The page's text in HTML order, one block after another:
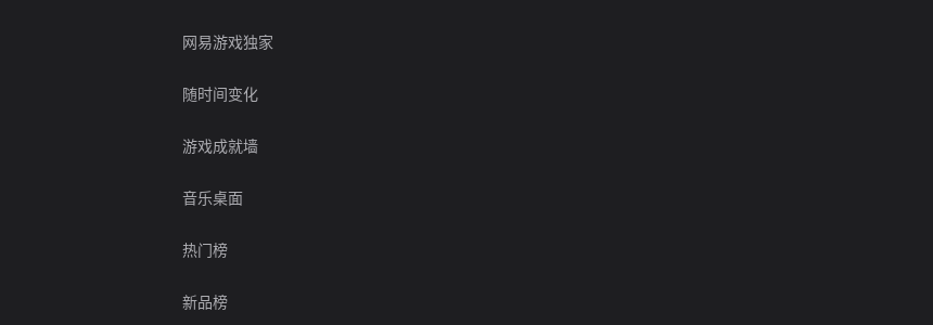
网易游戏独家
随时间变化
游戏成就墙
音乐桌面
热门榜
新品榜